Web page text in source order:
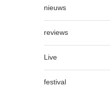
nieuws
reviews
Live
festival